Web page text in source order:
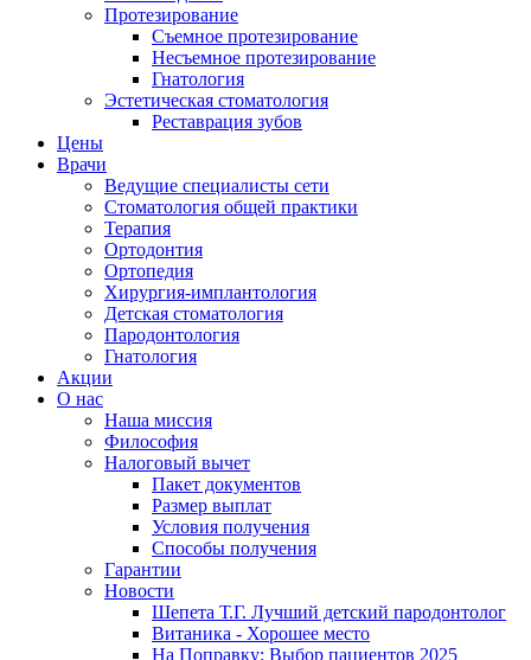
Протезирование
Съемное протезирование
Несъемное протезирование
Гнатология
Эстетическая стоматология
Реставрация зубов
Цены
Врачи
Ведущие специалисты сети
Стоматология общей практики
Терапия
Ортодонтия
Ортопедия
Хирургия-имплантология
Детская стоматология
Пародонтология
Гнатология
Акции
О нас
Наша миссия
Философия
Налоговый вычет
Пакет документов
Размер выплат
Условия получения
Способы получения
Гарантии
Новости
Шепета Т.Г. Лучший детский пародонтолог
Витаника - Хорошее место
На Поправку: Выбор пациентов 2025